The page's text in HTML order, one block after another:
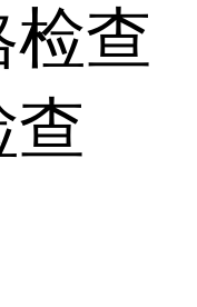
查
查